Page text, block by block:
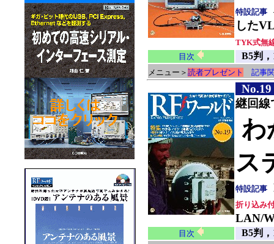
特設記事
した
TYK式無
目次
B5判
メニュー＞ 読者プレゼント 記事
No.19
継回線
わ
ス
特設記事
折り込み
LAN/
目次 B5判